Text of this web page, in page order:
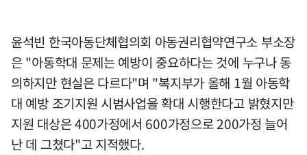
윤석빈 한국아동단체협의회 아동권리협약연구소 부소장
은 "아동학대 문제는 예방이 중요하다는 것에 누구나 동
의하지만 현실은 다르다"며 "복지부가 올해 1월 아동학
대 예방 조기지원 시범사업을 확대 시행한다고 밝혔지만
지원 대상은 400가정에서 600가정으로 200가정 늘어
난 데 그쳤다"고 지적했다.